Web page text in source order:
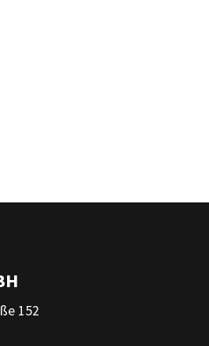
152